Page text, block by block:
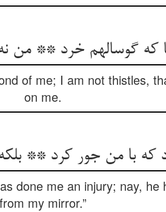
که گوساله‏م خرد ** من
of me; I am not thistles,
on me.
که با من جور کرد **
done me an injury; nay, he
from my mirror.”